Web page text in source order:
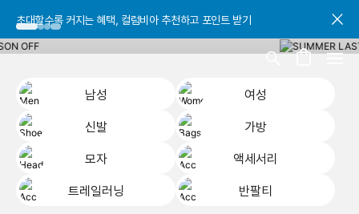
초대할수록 커지는 혜택, 컬럼비아 추천하고 포인트 받기
초대할수록 커지는 혜택, 컬럼비아 추천하고 포인트 받기
초대할수록 커지는 혜택, 컬럼비아 추천하고 포인트 받기
남성
여성
신발
가방
모자
액세서리
트레일러닝
반팔티
START YOUR